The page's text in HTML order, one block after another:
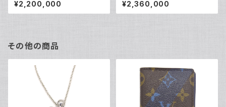
自動巻き K18YG ゴールド文字
盤 ボーイズ Y04242
¥2,200,000
ゴールド文字盤 Y04511
¥2,360,000
その他の商品